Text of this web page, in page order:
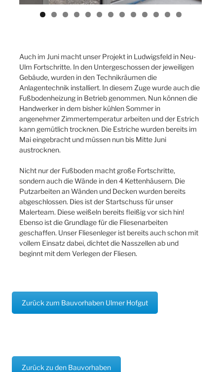
Auch im Juni macht unser Projekt in Ludwigsfeld in Neu-
Ulm Fortschritte. In den Untergeschossen der jeweiligen
Gebäude, wurden in den Technikräumen die
Anlagentechnik installiert. In diesem Zuge wurde auch die
Fußbodenheizung in Betrieb genommen. Nun können die
Handwerker in dem bisher kühlen Sommer in
angenehmer Zimmertemperatur arbeiten und der Estrich
kann gemütlich trocknen. Die Estriche wurden bereits im
Mai eingebracht und müssen nun bis Mitte Juni
austrocknen.
Nicht nur der Fußboden macht große Fortschritte,
sondern auch die Wände in den 4 Kettenhäusern. Die
Putzarbeiten an Wänden und Decken wurden bereits
abgeschlossen. Dies ist der Startschuss für unser
Malerteam. Diese weißeln bereits fleißig vor sich hin!
Ebenso ist die Grundlage für die Fliesenarbeiten
geschaffen. Unser Fliesenleger ist bereits auch schon mit
vollem Einsatz dabei, dichtet die Nasszellen ab und
beginnt mit dem Verlegen der Fliesen.
Zurück zum Bauvorhaben Ulmer Hofgut
Zurück zu den Bauvorhaben